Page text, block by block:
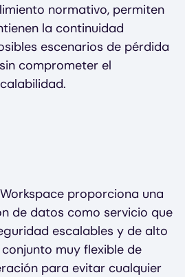
normativo, permiten
la continuidad
escenarios de pérdida
comprometer el
proporciona una
de datos como servicio que
escalables y de alto
muy flexible de
para evitar cualquier